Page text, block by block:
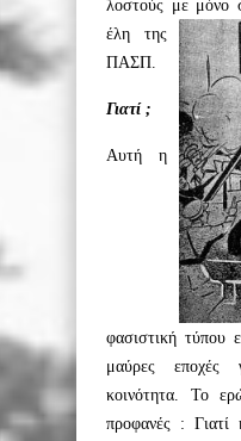
λοστούς με μόνο
έλη της
ΠΑΣΠ.
Γιατί ;
Αυτή η
φασιστική τύπου
μαύρες εποχές
κοινότητα. Το
προφανές : Γιατί